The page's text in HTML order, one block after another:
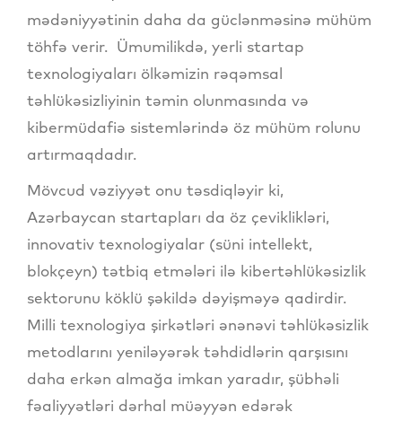
mədəniyyətinin daha da güclənməsinə mühüm
töhfə verir. Ümumilikdə, yerli startap
texnologiyaları ölkəmizin rəqəmsal
təhlükəsizliyinin təmin olunmasında və
kibermüdafiə sistemlərində öz mühüm rolunu
artırmaqdadır.
Mövcud vəziyyət onu təsdiqləyir ki,
Azərbaycan startapları da öz çeviklikləri,
innovativ texnologiyalar (süni intellekt,
blokçeyn) tətbiq etmələri ilə kibertəhlükəsizlik
sektorunu köklü şəkildə dəyişməyə qadirdir.
Milli texnologiya şirkətləri ənənəvi təhlükəsizlik
metodlarını yeniləyərək təhdidlərin qarşısını
daha erkən almağa imkan yaradır, şübhəli
fəaliyyətləri dərhal müəyyən edərək